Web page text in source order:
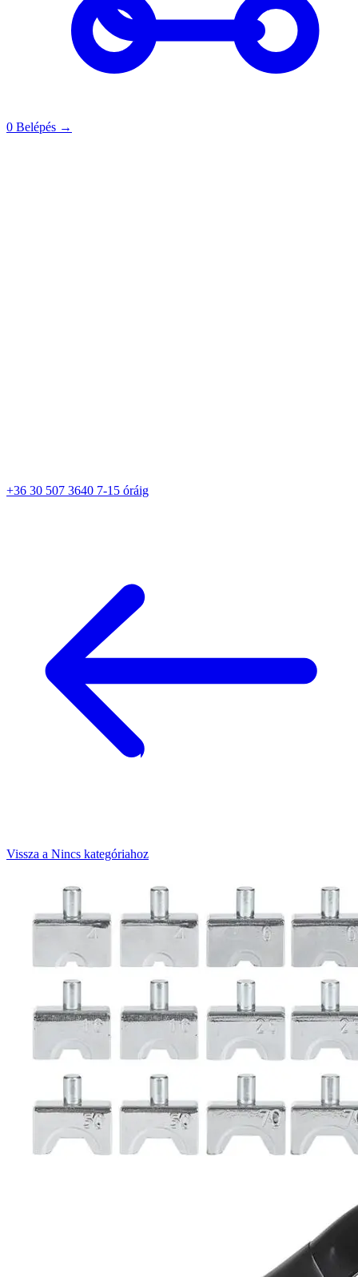
0 Belépés →
+36 30 507 3640 7-15 óráig
Vissza a Nincs kategóriahoz